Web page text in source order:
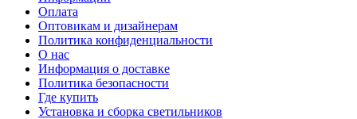
Оплата
Оптовикам и дизайнерам
Политика конфиденциальности
О нас
Информация о доставке
Политика безопасности
Где купить
Установка и сборка светильников